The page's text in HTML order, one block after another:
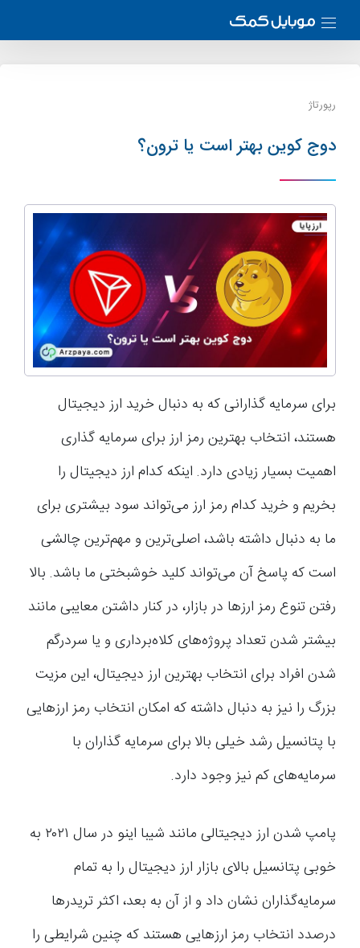
رپورتاژ
دوج کوین بهتر است یا ترون؟
برای سرمایه گذارانی که به دنبال خرید ارز دیجیتال
هستند، انتخاب بهترین رمز ارز برای سرمایه گذاری
اهمیت بسیار زیادی دارد. اینکه کدام ارز دیجیتال را
بخریم و خرید کدام رمز ارز می‌تواند سود بیشتری برای
ما به دنبال داشته باشد، اصلی‌ترین و مهم‌ترین چالشی
است که پاسخ آن می‌تواند کلید خوشبختی ما باشد. بالا
رفتن تنوع رمز ارزها در بازار، در کنار داشتن معایبی مانند
بیشتر شدن تعداد پروژه‌های کلاه‌برداری و یا سردرگم
شدن افراد برای انتخاب بهترین ارز دیجیتال، این مزیت
بزرگ را نیز به دنبال داشته که امکان انتخاب رمز ارز‌هایی
با پتانسیل رشد خیلی بالا برای سرمایه گذاران با
سرمایه‌های کم نیز وجود دارد.
پامپ شدن ارز دیجیتالی مانند شیبا اینو در سال ۲۰۲۱ به
خوبی پتانسیل بالای بازار ارز دیجیتال را به تمام
سرمایه‌گذاران نشان داد و از آن به بعد، اکثر تریدرها
درصدد انتخاب رمز ارز‌هایی هستند که چنین شرایطی را